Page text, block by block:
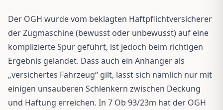
Der OGH wurde vom beklagten Haftpflichtversicherer
der Zugmaschine (bewusst oder unbewusst) auf eine
komplizierte Spur geführt, ist jedoch beim richtigen
Ergebnis gelandet. Dass auch ein Anhänger als
„versichertes Fahrzeug“ gilt, lässt sich nämlich nur mit
einigen unsauberen Schlenkern zwischen Deckung
und Haftung erreichen. In 7 Ob 93/23m hat der OGH